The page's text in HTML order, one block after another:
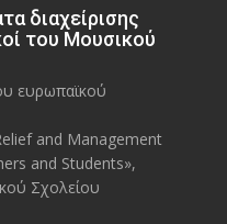
διαχείρισης
του Μουσικού
ευρωπαϊκού
and Management
and Students»,
Σχολείου